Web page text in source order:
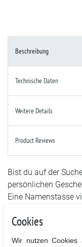
Beschreibung
Technische Daten
Weitere Details
Product Reviews
Bist du auf der
persönlichen
Eine Namenstasse
das Richtige! Die
Cookies
Wir nutzen Cookies